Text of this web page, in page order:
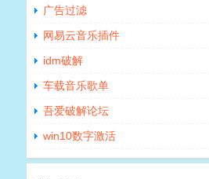
广告过滤
网易云音乐插件
idm破解
车载音乐歌单
吾爱破解论坛
win10数字激活